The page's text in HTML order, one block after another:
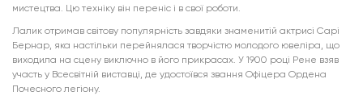
мистецтва. Цю техніку він переніс і в свої роботи.
Лалик отримав світову популярність завдяки знаменитій актрисі Сарі
Бернар, яка настільки перейнялася творчістю молодого ювеліра, що
виходила на сцену виключно в його прикрасах. У 1900 році Рене взяв
участь у Всесвітній виставці, де удостоївся звання Офіцера Ордена
Почесного легіону.